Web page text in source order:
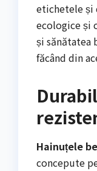
etichetele și
ecologice și
și sănătatea
făcând din
Hainuțele
concepute